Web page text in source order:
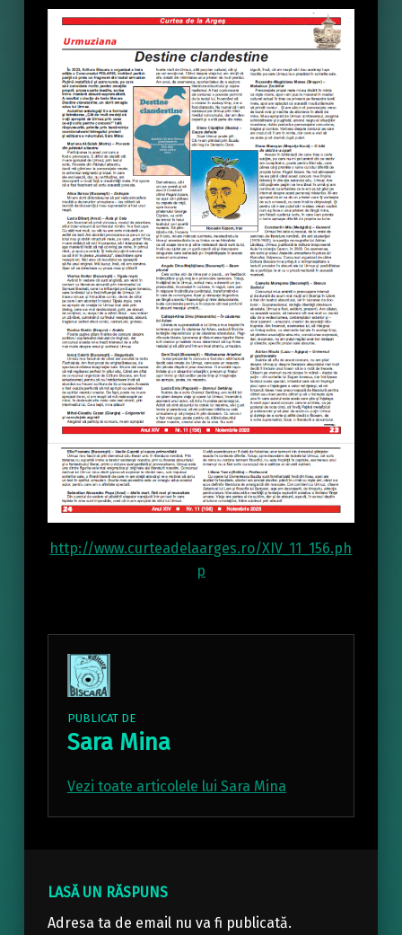
http://www.curteadelaarges.ro/XIV_11_156.ph
p
PUBLICAT DE
Sara Mina
Vezi toate articolele lui Sara Mina
Skip back to main navigation
LASĂ UN RĂSPUNS
Adresa ta de email nu va fi publicată.